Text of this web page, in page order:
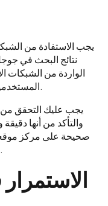
يجب الاستفادة من
نتائج البحث في
الواردة من الشبكات
المستخدمين مع موقعك وتحسين مركزه في جوجل.
يجب عليك التحقق
والتأكد من أنها
صحيحة على مركز
المعلومات وتقديم المحتوى القيم للقارئ.